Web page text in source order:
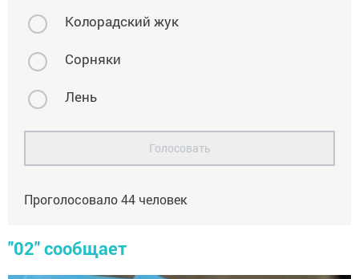
Колорадский жук
Сорняки
Лень
Голосовать
Проголосовало44 человек
"02" сообщает